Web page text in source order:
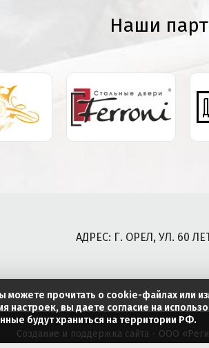
Наши
АДРЕС: Г. ОРЕЛ, УЛ. 60
Создание и поддержка сайта - ООО
прочитать о cookie-файлах или
настроек, вы даете согласие на
будут храниться на территории РФ.